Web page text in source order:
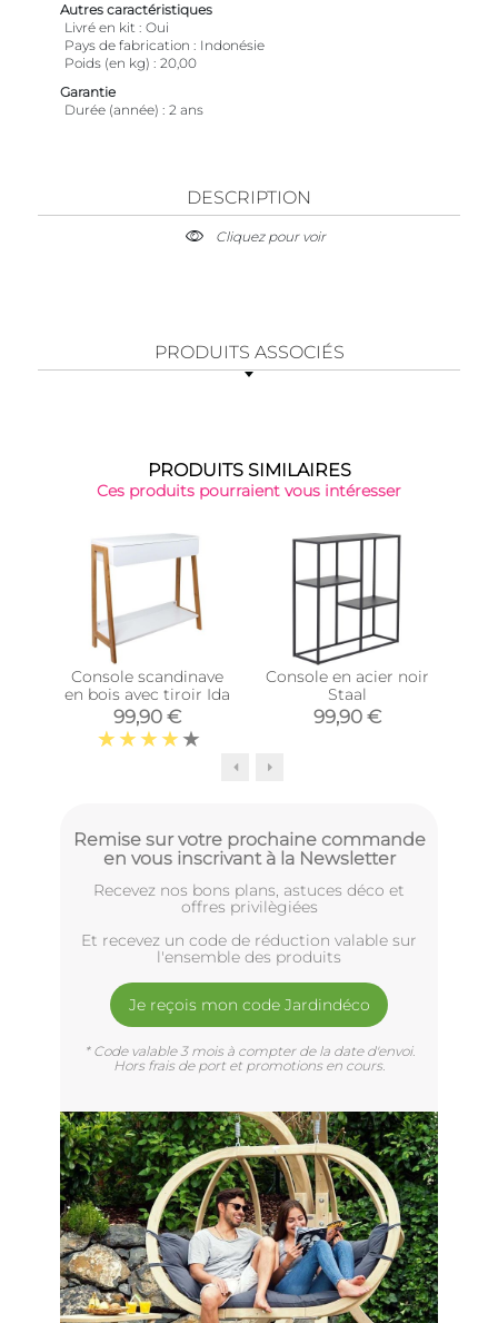
Autres caractéristiques
Livré en kit Oui
Pays de fabrication
Indonésie
Poids (en kg)
20,00
Garantie
Durée (année)
2 ans
DESCRIPTION
Cliquez pour voir
PRODUITS ASSOCIÉS
PRODUITS SIMILAIRES
Ces produits pourraient vous intéresser
Console scandinave
en bois avec tiroir Ida
99,90 €
Console en acier noir
Staal
99,90 €
Remise sur votre prochaine commande
en vous inscrivant à la Newsletter
Recevez nos bons plans, astuces déco et
offres privilègiées
Et recevez un code de réduction valable sur
l'ensemble des produits
Je reçois mon code Jardindéco
* Code valable 3 mois à compter de la date d'envoi.
Hors frais de port et promotions en cours.